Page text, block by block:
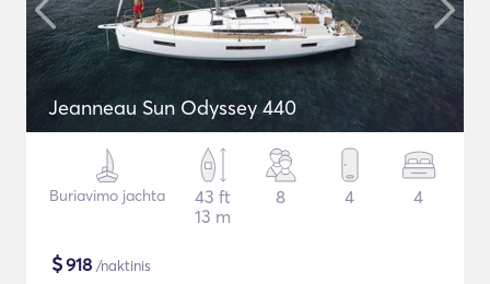
Jeanneau Sun Odyssey 440
Buriavimo jachta
43 ft
13 m
8 4 4
$918 /naktinis